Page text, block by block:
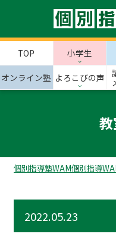
TOP 小学生
オンライン塾 よろこびの声
個別指導塾WAM個別指導
2022.05.23